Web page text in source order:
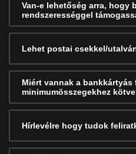
Van-e lehetőség arra, hogy
rendszerességgel
Lehet postai csekkel/
Miért vannak a bankkártyás
minimumösszegekhez
Hírlevélre hogy tudok